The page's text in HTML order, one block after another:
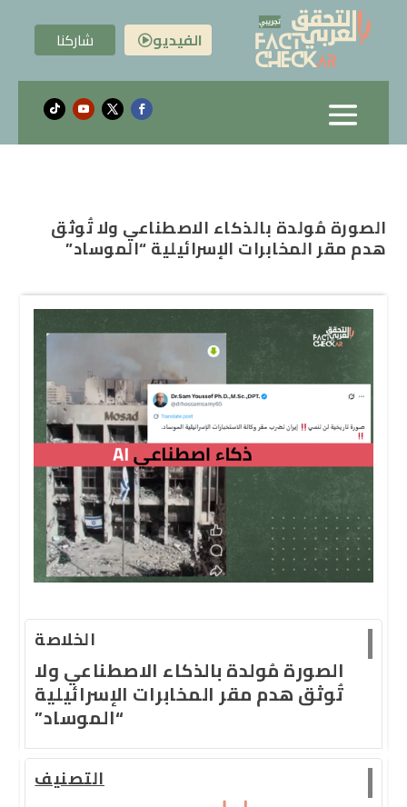
الفيديو شاركنا
الصورة مُولدة بالذكاء الاصطناعي ولا تُوثق
هدم مقر المخابرات الإسرائيلية “الموساد”
الخلاصة
الصورة مُولدة بالذكاء الاصطناعي ولا
تُوثق هدم مقر المخابرات الإسرائيلية
“الموساد”
التصنيف